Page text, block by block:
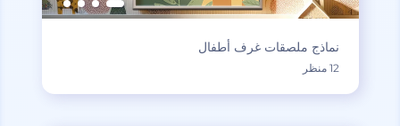
نماذج ملصقات غرف أطفال
12 منظر